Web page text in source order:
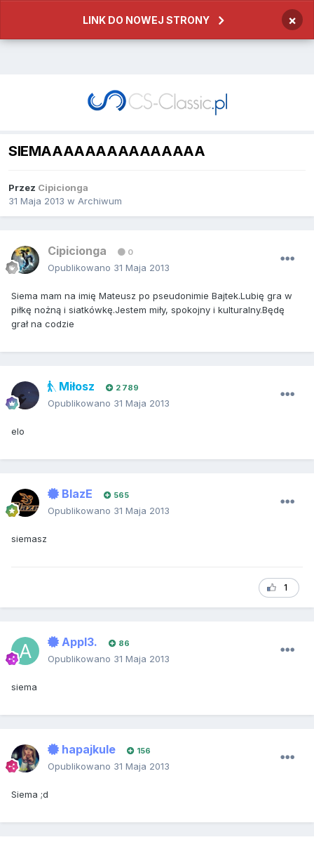
LINK DO NOWEJ STRONY ×
SIEMAAAAAAAAAAAAAAA
Przez Cipicionga
31 Maja 2013 w Archiwum
Cipicionga 0
Opublikowano 31 Maja 2013
Siema mam na imię Mateusz po pseudonimie Bajtek.Lubię gra w
piłkę nożną i siatkówkę.Jestem miły, spokojny i kulturalny.Będę
grał na codzie
Miłosz 2 789
Opublikowano 31 Maja 2013
elo
BlazE 565
Opublikowano 31 Maja 2013
siemasz
1
Appl3. 86
Opublikowano 31 Maja 2013
siema
hapajkule 156
Opublikowano 31 Maja 2013
Siema ;d